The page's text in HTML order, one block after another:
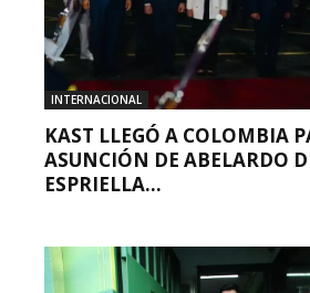
INTERNACIONAL
KAST LLEGÓ A COLOMBIA
ASUNCIÓN DE ABELARDO
ESPRIELLA...